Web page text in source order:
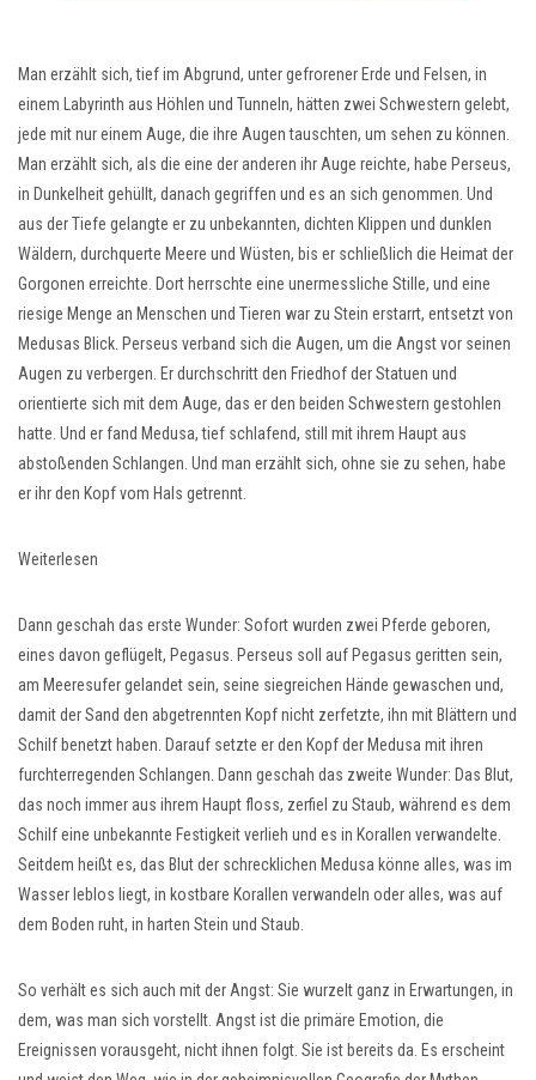
Man erzählt sich, tief im Abgrund, unter gefrorener Erde und Felsen, in
einem Labyrinth aus Höhlen und Tunneln, hätten zwei Schwestern gelebt,
jede mit nur einem Auge, die ihre Augen tauschten, um sehen zu können.
Man erzählt sich, als die eine der anderen ihr Auge reichte, habe Perseus,
in Dunkelheit gehüllt, danach gegriffen und es an sich genommen. Und
aus der Tiefe gelangte er zu unbekannten, dichten Klippen und dunklen
Wäldern, durchquerte Meere und Wüsten, bis er schließlich die Heimat der
Gorgonen erreichte. Dort herrschte eine unermessliche Stille, und eine
riesige Menge an Menschen und Tieren war zu Stein erstarrt, entsetzt von
Medusas Blick. Perseus verband sich die Augen, um die Angst vor seinen
Augen zu verbergen. Er durchschritt den Friedhof der Statuen und
orientierte sich mit dem Auge, das er den beiden Schwestern gestohlen
hatte. Und er fand Medusa, tief schlafend, still mit ihrem Haupt aus
abstoßenden Schlangen. Und man erzählt sich, ohne sie zu sehen, habe
er ihr den Kopf vom Hals getrennt.
Weiterlesen
Dann geschah das erste Wunder: Sofort wurden zwei Pferde geboren,
eines davon geflügelt, Pegasus. Perseus soll auf Pegasus geritten sein,
am Meeresufer gelandet sein, seine siegreichen Hände gewaschen und,
damit der Sand den abgetrennten Kopf nicht zerfetzte, ihn mit Blättern und
Schilf benetzt haben. Darauf setzte er den Kopf der Medusa mit ihren
furchterregenden Schlangen. Dann geschah das zweite Wunder: Das Blut,
das noch immer aus ihrem Haupt floss, zerfiel zu Staub, während es dem
Schilf eine unbekannte Festigkeit verlieh und es in Korallen verwandelte.
Seitdem heißt es, das Blut der schrecklichen Medusa könne alles, was im
Wasser leblos liegt, in kostbare Korallen verwandeln oder alles, was auf
dem Boden ruht, in harten Stein und Staub.
So verhält es sich auch mit der Angst: Sie wurzelt ganz in Erwartungen, in
dem, was man sich vorstellt. Angst ist die primäre Emotion, die
Ereignissen vorausgeht, nicht ihnen folgt. Sie ist bereits da. Es erscheint